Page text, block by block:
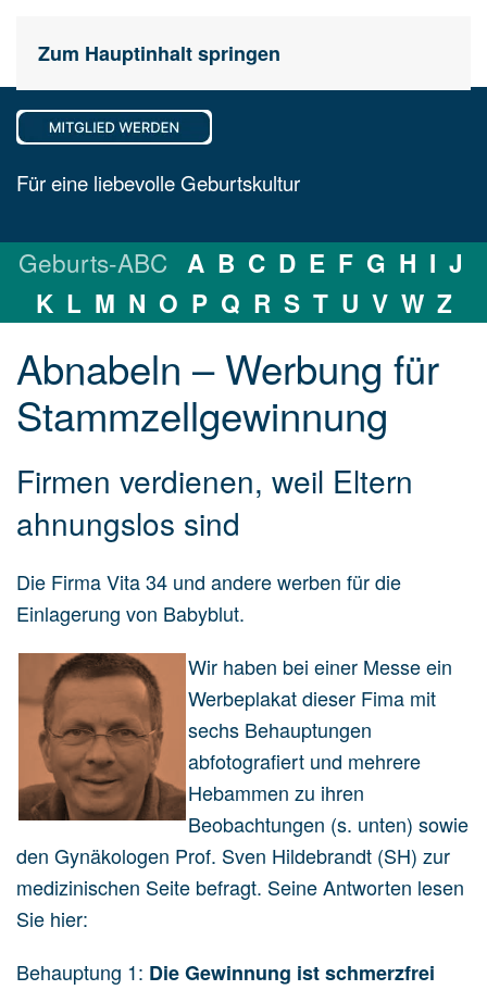
Zum Hauptinhalt springen
Für eine liebevolle Geburtskultur
Geburts-ABC A B C D E F G H I J
K L M N O P Q R S T U V W Z
Abnabeln – Wer­bung für
Stamm­zell­gewin­nung
Firmen verdienen, weil Eltern
ahnungslos sind
Die Firma Vita 34 und andere werben für die
Einlagerung von Babyblut.
Wir haben bei einer Messe ein
Werbeplakat dieser Fima mit
sechs Behauptungen
abfotografiert und mehrere
Hebammen zu ihren
Beobachtungen (s. unten) sowie
den Gynäkologen Prof. Sven Hildebrandt (SH) zur
medizinischen Seite befragt. Seine Antworten lesen
Sie hier:
Behauptung 1: Die Gewinnung ist schmerzfrei